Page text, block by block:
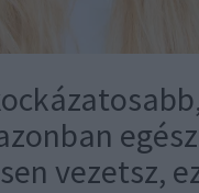
vezetsz,